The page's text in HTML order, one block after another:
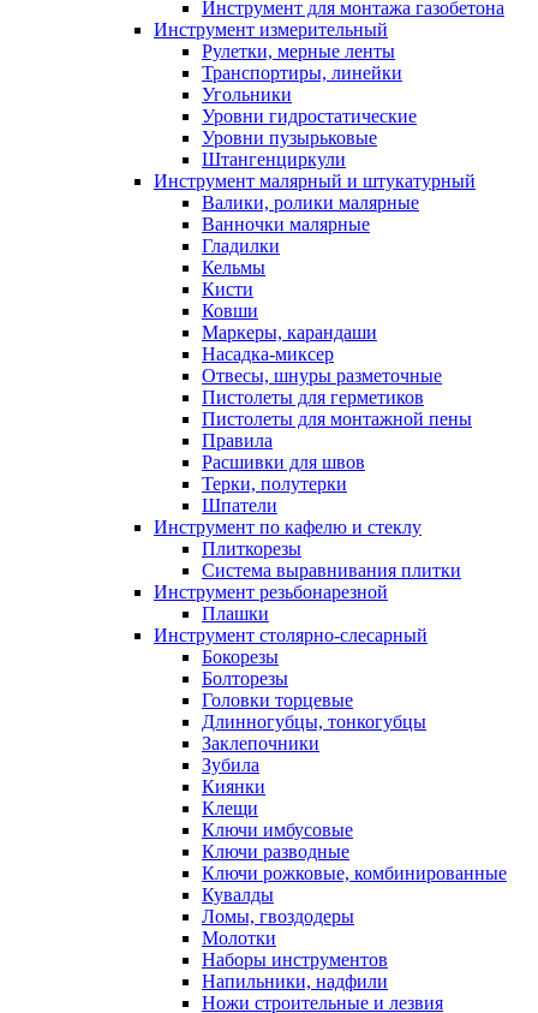
Инструмент для монтажа газобетона
Инструмент измерительный
Рулетки, мерные ленты
Транспортиры, линейки
Угольники
Уровни гидростатические
Уровни пузырьковые
Штангенциркули
Инструмент малярный и штукатурный
Валики, ролики малярные
Ванночки малярные
Гладилки
Кельмы
Кисти
Ковши
Маркеры, карандаши
Насадка-миксер
Отвесы, шнуры разметочные
Пистолеты для герметиков
Пистолеты для монтажной пены
Правила
Расшивки для швов
Терки, полутерки
Шпатели
Инструмент по кафелю и стеклу
Плиткорезы
Система выравнивания плитки
Инструмент резьбонарезной
Плашки
Инструмент столярно-слесарный
Бокорезы
Болторезы
Головки торцевые
Длинногубцы, тонкогубцы
Заклепочники
Зубила
Киянки
Клещи
Ключи имбусовые
Ключи разводные
Ключи рожковые, комбинированные
Кувалды
Ломы, гвоздодеры
Молотки
Наборы инструментов
Напильники, надфили
Ножи строительные и лезвия